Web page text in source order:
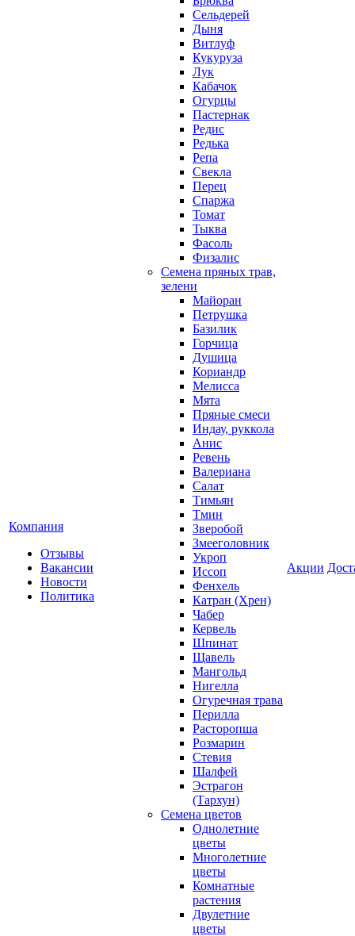
Компания
Отзывы
Вакансии
Новости
Политика
Сельдерей
Дыня
Витлуф
Кукуруза
Лук
Кабачок
Огурцы
Пастернак
Редис
Редька
Репа
Свекла
Перец
Спаржа
Томат
Тыква
Фасоль
Физалис
Семена пряных трав,
зелени
Майоран
Петрушка
Базилик
Горчица
Душица
Кориандр
Мелисса
Мята
Пряные смеси
Индау, руккола
Анис
Ревень
Валериана
Салат
Тимьян
Тмин
Зверобой
Змееголовник
Укроп
Иссоп
Фенхель
Катран (Хрен)
Чабер
Кервель
Шпинат
Щавель
Мангольд
Нигелла
Огуречная трава
Перилла
Расторопша
Розмарин
Стевия
Шалфей
Эстрагон
(Тархун)
Семена цветов
Однолетние
цветы
Многолетние
цветы
Комнатные
растения
Двулетние
цветы
Акции